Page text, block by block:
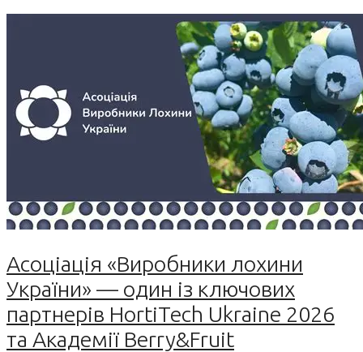
Асоціація «Виробники лохини
України» — один із ключових
партнерів HortiTech Ukraine 2026
та Академії Berry&Fruit